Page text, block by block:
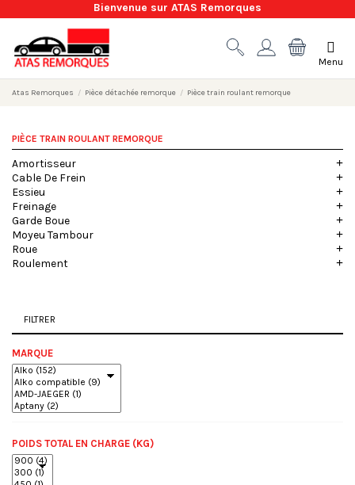
Bienvenue sur ATAS Remorques
Menu
Atas Remorques Pièce détachée remorque Pièce train roulant remorque
PIÈCE TRAIN ROULANT REMORQUE
Amortisseur
Cable De Frein
Essieu
Freinage
Garde Boue
Moyeu Tambour
Roue
Roulement
FILTRER
MARQUE
POIDS TOTAL EN CHARGE (KG)